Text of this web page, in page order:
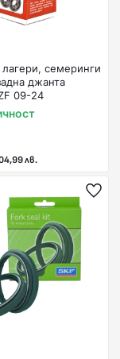
семеринги
джанта
09-24
лв.